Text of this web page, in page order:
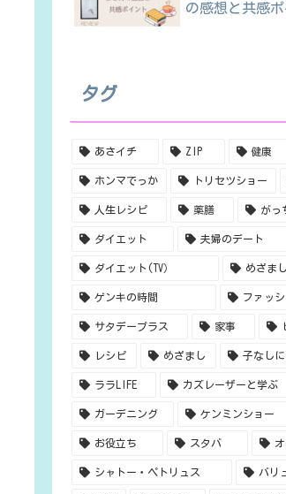
の感想と共感ポ
タグ
あさイチ ZIP 健康
ホンマでっか トリセツショー
人生レシピ 薬膳 がっ
ダイエット 夫婦のデート
ダイエット(TV） めざま
ゲンキの時間 ファッ
サタデープラス 家事
レシピ めざまし 子なしに
ララLIFE カズレーザーと学ぶ
ガーデニング ケンミンショー
お役立ち スタバ
シャトー・ペトリュス バリ